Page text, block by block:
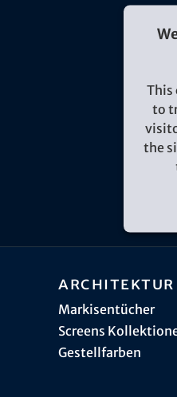
Architektur
Markisentücher
Screens
Gestellfarben
This
to
the